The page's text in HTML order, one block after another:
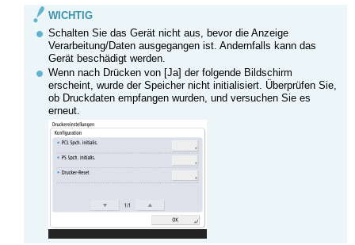
WICHTIG
Schalten Sie das Gerät nicht aus, bevor die Anzeige
Verarbeitung/Daten ausgegangen ist. Andernfalls kann das
Gerät beschädigt werden.
Wenn nach Drücken von [Ja] der folgende Bildschirm
erscheint, wurde der Speicher nicht initialisiert. Überprüfen Sie,
ob Druckdaten empfangen wurden, und versuchen Sie es
erneut.